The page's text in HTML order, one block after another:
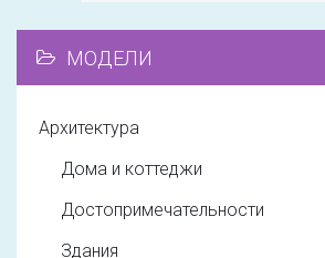
МОДЕЛИ
Архитектура
Дома и коттеджи
Достопримечательности
Здания